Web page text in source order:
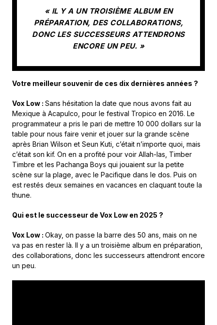
« IL Y A UN TROISIÈME ALBUM EN
PRÉPARATION, DES COLLABORATIONS,
DONC LES SUCCESSEURS ATTENDRONS
ENCORE UN PEU. »
Votre meilleur souvenir de ces dix dernières années ?
Vox Low : Sans hésitation la date que nous avons fait au
Mexique à Acapulco, pour le festival Tropico en 2016. Le
programmateur a pris le pari de mettre 10 000 dollars sur la
table pour nous faire venir et jouer sur la grande scène
après Brian Wilson et Seun Kuti, c’était n’importe quoi, mais
c’était son kif. On en a profité pour voir Allah-las, Timber
Timbre et les Pachanga Boys qui jouaient sur la petite
scène sur la plage, avec le Pacifique dans le dos. Puis on
est restés deux semaines en vacances en claquant toute la
thune.
Qui est le successeur de Vox Low en 2025 ?
Vox Low : Okay, on passe la barre des 50 ans, mais on ne
va pas en rester là. Il y a un troisième album en préparation,
des collaborations, donc les successeurs attendront encore
un peu.